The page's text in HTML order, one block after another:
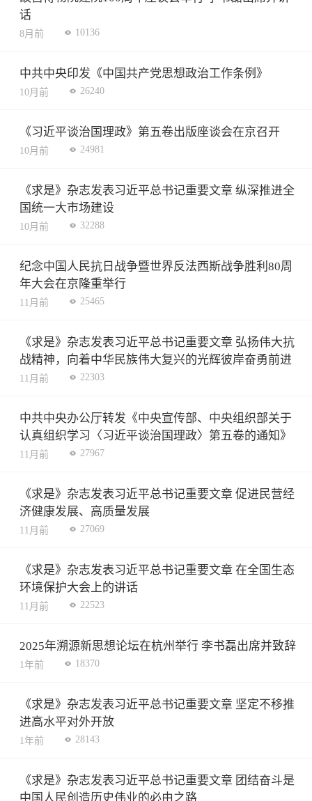
话
8月前 10136
中共中央印发《中国共产党思想政治工作条例》
10月前 26240
《习近平谈治国理政》第五卷出版座谈会在京召开
10月前 24981
《求是》杂志发表习近平总书记重要文章 纵深推进全
国统一大市场建设
10月前 32288
纪念中国人民抗日战争暨世界反法西斯战争胜利80周
年大会在京隆重举行
11月前 25465
《求是》杂志发表习近平总书记重要文章 弘扬伟大抗
战精神，向着中华民族伟大复兴的光辉彼岸奋勇前进
11月前 22303
中共中央办公厅转发《中央宣传部、中央组织部关于
认真组织学习〈习近平谈治国理政〉第五卷的通知》
11月前 27967
《求是》杂志发表习近平总书记重要文章 促进民营经
济健康发展、高质量发展
11月前 27069
《求是》杂志发表习近平总书记重要文章 在全国生态
环境保护大会上的讲话
11月前 22523
2025年溯源新思想论坛在杭州举行 李书磊出席并致辞
1年前 18370
《求是》杂志发表习近平总书记重要文章 坚定不移推
进高水平对外开放
1年前 28143
《求是》杂志发表习近平总书记重要文章 团结奋斗是
中国人民创造历史伟业的必由之路